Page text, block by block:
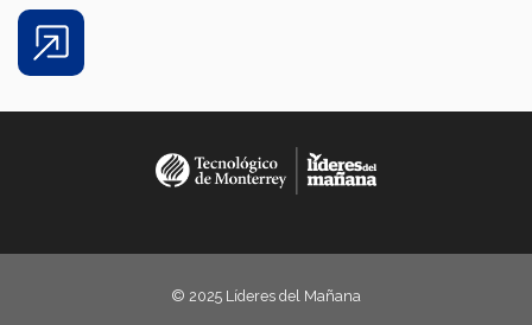
Share
© 2025 Líderes del Mañana